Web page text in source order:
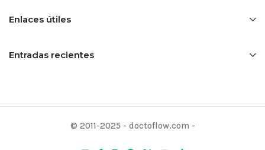
Enlaces útiles
Entradas recientes
© 2011-2025 - doctoflow.com -